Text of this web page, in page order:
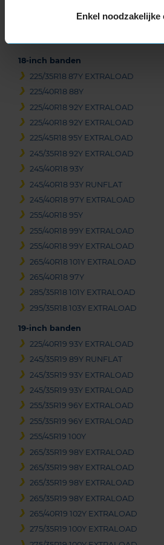
Enkel noodzakelijke
18-inch banden
225/35R18 87Y EXTRALOAD
225/40R18 88Y
225/40R18 92Y EXTRALOAD
225/40R18 92Y EXTRALOAD
225/45R18 95Y EXTRALOAD
245/35R18 92Y EXTRALOAD
245/40R18 93Y
245/40R18 93Y RUNFLAT
245/40R18 97Y EXTRALOAD
255/40R18 95Y
255/40R18 99Y EXTRALOAD
255/40R18 99Y EXTRALOAD
265/40R18 101Y EXTRALOAD
265/40R18 97Y
285/35R18 101Y EXTRALOAD
295/35R18 103Y EXTRALOAD
19-inch banden
225/40R19 93Y EXTRALOAD
245/35R19 89Y RUNFLAT
245/35R19 93Y EXTRALOAD
245/35R19 93Y EXTRALOAD
255/35R19 96Y EXTRALOAD
255/35R19 96Y EXTRALOAD
255/45R19 100Y
265/35R19 98Y EXTRALOAD
265/35R19 98Y EXTRALOAD
265/35R19 98Y EXTRALOAD
265/35R19 98Y EXTRALOAD
265/40R19 102Y EXTRALOAD
275/35R19 100Y EXTRALOAD